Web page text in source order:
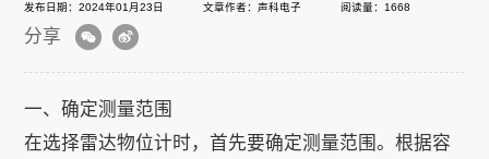
行业应用
下载中心
发布日期：2024年01月23日 文章作者：声科电子 阅读量：1668
分享
一、确定测量范围
在选择雷达物位计时，首先要确定测量范围。根据容